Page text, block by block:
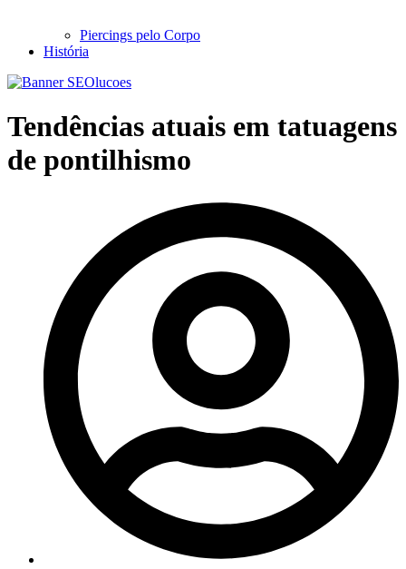
Piercings pelo Corpo
História
Tendências atuais em tatuagens
de pontilhismo